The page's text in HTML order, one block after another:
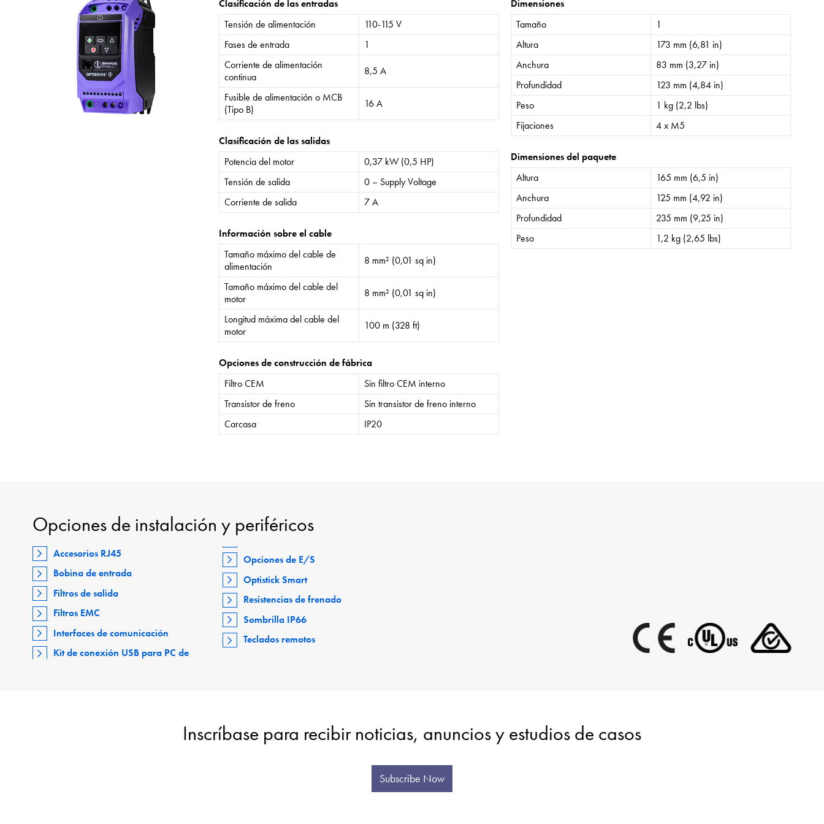
Clasificación de las entradas
Tensión de alimentación
110-115 V
Fases de entrada
1
Corriente de alimentación
continua
8,5 A
Fusible de alimentación o MCB
(Tipo B)
16 A
Clasificación de las salidas
Potencia del motor
0,37 kW (0,5 HP)
Tensión de salida
0 – Supply Voltage
Corriente de salida
7 A
Información sobre el cable
Tamaño máximo del cable de
alimentación
8 mm² (0,01 sq in)
Tamaño máximo del cable del
motor
8 mm² (0,01 sq in)
Longitud máxima del cable del
motor
100 m (328 ft)
Opciones de construcción de fábrica
Filtro CEM
Sin filtro CEM interno
Transistor de freno
Sin transistor de freno interno
Carcasa
IP20
Dimensiones
Tamaño
1
Altura
173 mm (6,81 in)
Anchura
83 mm (3,27 in)
Profundidad
123 mm (4,84 in)
Peso
1 kg (2,2 lbs)
Fijaciones
4 x M5
Dimensiones del paquete
Altura
165 mm (6,5 in)
Anchura
125 mm (4,92 in)
Profundidad
235 mm (9,25 in)
Peso
1,2 kg (2,65 lbs)
Opciones de instalación y periféricos
Accesorios RJ45
Bobina de entrada
Filtros de salida
Filtros EMC
Interfaces de comunicación
Kit de conexión USB para PC de
Opciones de E/S
Optistick Smart
Resistencias de frenado
Sombrilla IP66
Teclados remotos
Inscríbase para recibir noticias, anuncios y estudios de casos
Subscribe Now